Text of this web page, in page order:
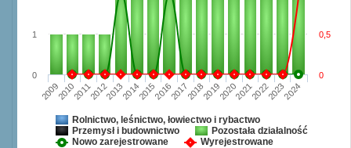
2009201020112012201320142015201620172018201920202021202220232024
0
1
0
0,5
Rolnictwo, leśnictwo, łowiectwo i rybactwo
Przemysł i budownictwo
Pozostała działalność
Nowo zarejestrowane
Wyrejestrowane